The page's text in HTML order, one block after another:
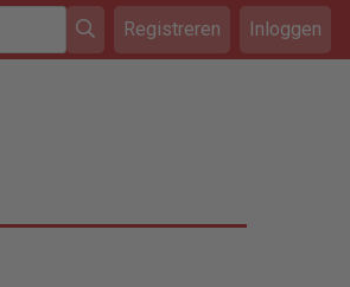
Registreren Inloggen